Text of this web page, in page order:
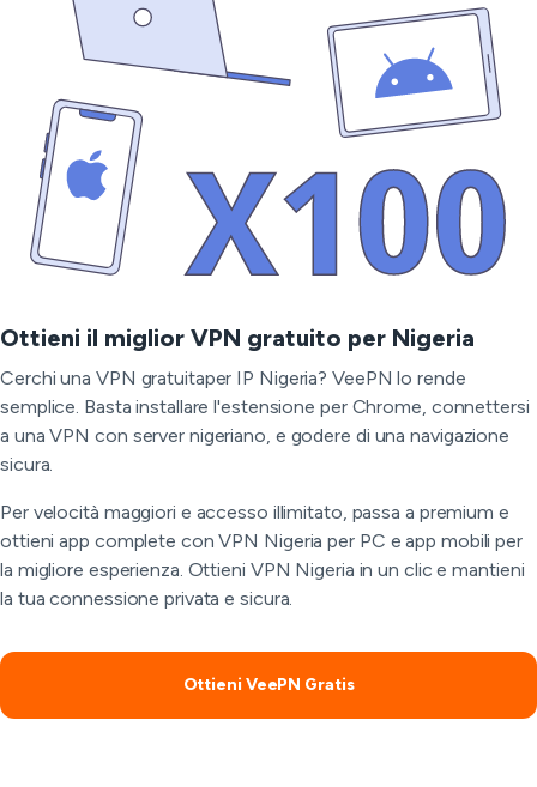
Ottieni il miglior VPN gratuito per Nigeria
Cerchi una VPN gratuitaper IP Nigeria? VeePN lo rende
semplice. Basta installare l'estensione per Chrome, connettersi
a una VPN con server nigeriano, e godere di una navigazione
sicura.
Per velocità maggiori e accesso illimitato, passa a premium e
ottieni app complete con VPN Nigeria per PC e app mobili per
la migliore esperienza. Ottieni VPN Nigeria in un clic e mantieni
la tua connessione privata e sicura.
Ottieni VeePN Gratis